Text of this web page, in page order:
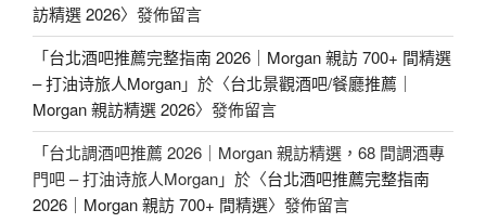
訪精選 2026〉發佈留言
「台北酒吧推薦完整指南 2026｜Morgan 親訪 700+ 間精選
– 打油诗旅人Morgan」於〈台北景觀酒吧/餐廳推薦｜
Morgan 親訪精選 2026〉發佈留言
「台北調酒吧推薦 2026｜Morgan 親訪精選，68 間調酒專
門吧 – 打油诗旅人Morgan」於〈台北酒吧推薦完整指南
2026｜Morgan 親訪 700+ 間精選〉發佈留言